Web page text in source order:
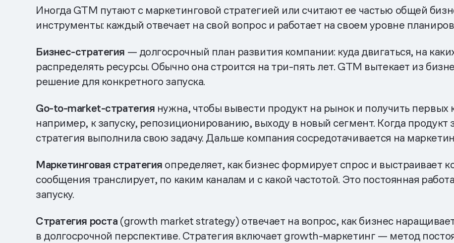
Иногда GTM путают с маркетинговой стратегией или считают ее частью общей
инструменты: каждый отвечает на свой вопрос и работает на своем уровне
Бизнес-стратегия — долгосрочный план развития компании: куда двигаться, на
распределять ресурсы. Обычно она строится на ​​три-пять лет. GTM вытекает из
решение для конкретного запуска.
Go-to-market-стратегия нужна, чтобы вывести продукт на рынок и получить
например, к запуску, репозиционированию, выходу в новый сегмент. Когда продукт
стратегия выполнила свою задачу. Дальше компания сосредотачивается на
Маркетинговая стратегия определяет, как бизнес формирует спрос и выстраивает
сообщения транслирует, по каким каналам и с какой частотой. Это постоянная
запуску.
Стратегия роста (growth market strategy) отвечает на вопрос, как бизнес
в долгосрочной перспективе. Стратегия включает growth-маркетинг — метод